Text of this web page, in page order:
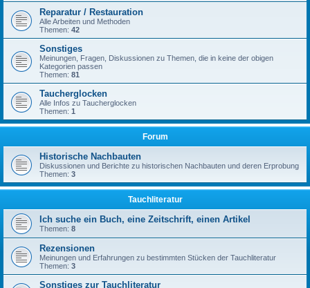
Reparatur / Restauration
Alle Arbeiten und Methoden
Themen: 42
Sonstiges
Meinungen, Fragen, Diskussionen zu Themen, die in keine der obigen
Kategorien passen
Themen: 81
Taucherglocken
Alle Infos zu Taucherglocken
Themen: 1
Forum
Historische Nachbauten
Diskussionen und Berichte zu historischen Nachbauten und deren Erprobung
Themen: 3
Tauchliteratur
Ich suche ein Buch, eine Zeitschrift, einen Artikel
Themen: 8
Rezensionen
Meinungen und Erfahrungen zu bestimmten Stücken der Tauchliteratur
Themen: 3
Sonstiges zur Tauchliteratur